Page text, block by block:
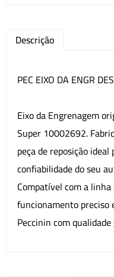
Descrição
PEC EIXO DA ENGR
Eixo da Engrenagem
Super 10002692.
peça de reposição
confiabilidade do seu
Compatível com a
funcionamento preciso
Peccinin com